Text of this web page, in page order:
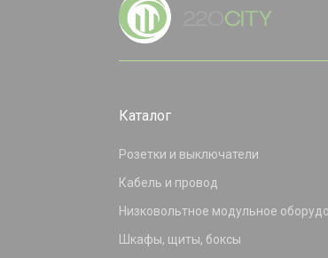
Каталог
Розетки и выключатели
Кабель и провод
Низковольтное модульное
Шкафы, щиты, боксы